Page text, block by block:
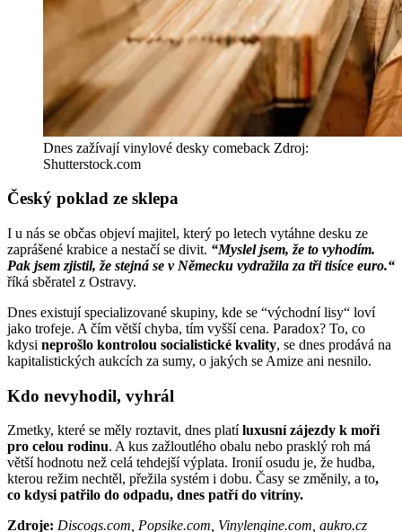
Dnes zažívají vinylové desky comeback Zdroj:
Shutterstock.com
Český poklad ze sklepa
I u nás se občas objeví majitel, který po letech vytáhne desku ze
zaprášené krabice a nestačí se divit. “Myslel jsem, že to vyhodím.
Pak jsem zjistil, že stejná se v Německu vydražila za tři tisíce euro.“
říká sběratel z Ostravy.
Dnes existují specializované skupiny, kde se “východní lisy“ loví
jako trofeje. A čím větší chyba, tím vyšší cena. Paradox? To, co
kdysi neprošlo kontrolou socialistické kvality, se dnes prodává na
kapitalistických aukcích za sumy, o jakých se Amize ani nesnilo.
Kdo nevyhodil, vyhrál
Zmetky, které se měly roztavit, dnes platíluxusní zájezdy k moři
pro celou rodinu. A kus zažloutlého obalu nebo prasklý roh má
větší hodnotu než celá tehdejší výplata. Ironií osudu je, že hudba,
kterou režim nechtěl, přežila systém i dobu. Časy se změnily, a to,
co kdysi patřilo do odpadu, dnes patří do vitríny.
Zdroje: Discogs.com, Popsike.com, Vinylengine.com, aukro.cz